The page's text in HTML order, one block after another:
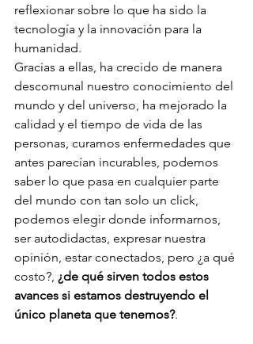
reflexionar sobre lo que ha sido la
tecnología y la innovación para la
humanidad.
Gracias a ellas, ha crecido de manera
descomunal nuestro conocimiento del
mundo y del universo, ha mejorado la
calidad y el tiempo de vida de las
personas, curamos enfermedades que
antes parecían incurables, podemos
saber lo que pasa en cualquier parte
del mundo con tan solo un click,
podemos elegir donde informarnos,
ser autodidactas, expresar nuestra
opinión, estar conectados, pero ¿a qué
costo?, ¿de qué sirven todos estos
avances si estamos destruyendo el
único planeta que tenemos?.